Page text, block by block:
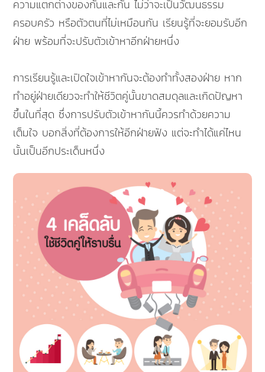
ความแตกต่างของกันและกัน ไม่ว่าจะเป็นวัฒนธรรม
ครอบครัว หรือตัวตนที่ไม่เหมือนกัน เรียนรู้ที่จะยอมรับอีก
ฝ่าย พร้อมที่จะปรับตัวเข้าหาอีกฝ่ายหนึ่ง
การเรียนรู้และเปิดใจเข้าหากันจะต้องทำทั้งสองฝ่าย หาก
ทำอยู่ฝ่ายเดียวจะทำให้ชีวิตคู่นั้นขาดสมดุลและเกิดปัญหา
ขึ้นในที่สุด ซึ่งการปรับตัวเข้าหากันนี้ควรทำด้วยความ
เต็มใจ บอกสิ่งที่ต้องการให้อีกฝ่ายฟัง แต่จะทำได้แค่ไหน
นั้นเป็นอีกประเด็นหนึ่ง